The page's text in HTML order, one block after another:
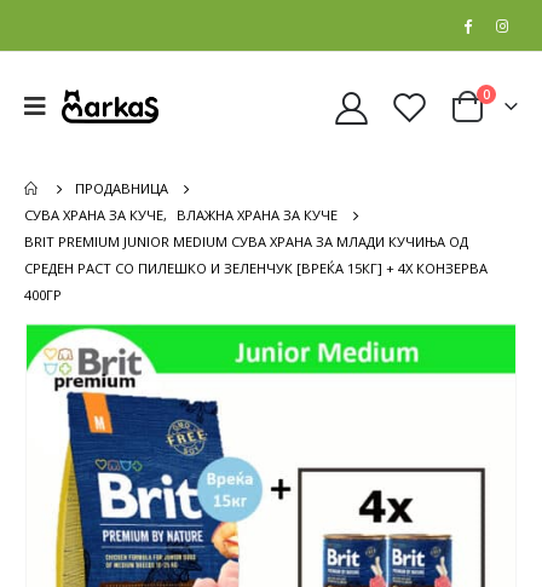
0
ПРОДАВНИЦА
СУВА ХРАНА ЗА КУЧЕ,
ВЛАЖНА ХРАНА ЗА КУЧЕ
BRIT PREMIUM JUNIOR MEDIUM СУВА ХРАНА ЗА МЛАДИ КУЧИЊА ОД
СРЕДЕН РАСТ СО ПИЛЕШКО И ЗЕЛЕНЧУК [ВРЕЌА 15КГ] + 4X КОНЗЕРВА
400ГР